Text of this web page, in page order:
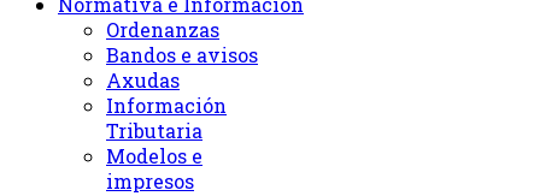
Ordenanzas
Bandos e avisos
Axudas
Información
Tributaria
Modelos e
impresos